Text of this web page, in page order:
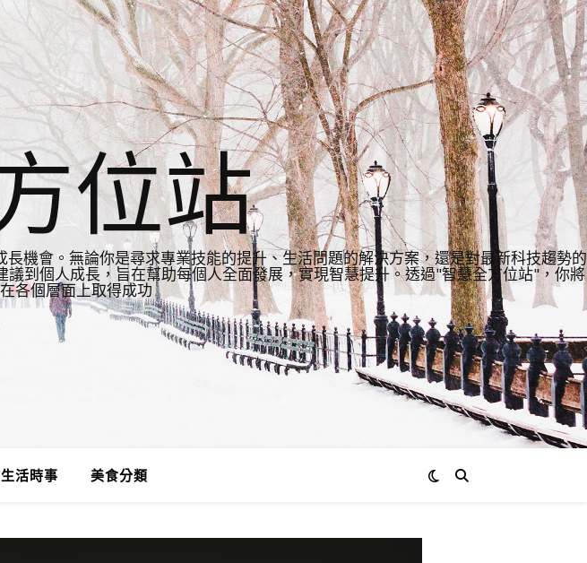
位站
機會。無論你是尋求專業技能的提升、生活問題的解決方案，還是對最新科技趨勢的
到個人成長，旨在幫助每個人全面發展，實現智慧提升。透過"智慧全方位站"，你將
各個層面上取得成功
生活時事 美食分類